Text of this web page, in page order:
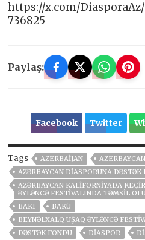
https://x.com/
736825
Paylaş:
Facebook Twitter
Tags AZERBAIJAN AZERBAYCAN
AZƏRBAYCAN DIASPORUNA DƏSTƏK
AZƏRBAYCAN KALIFORNIYADA
ƏYLƏNCƏ FESTIVALINDA TƏMSIL
BAKI
BAKÜ
BEYNƏLXALQ UŞAQ ƏYLƏNCƏ
DƏSTƏK FONDU
DIASPOR